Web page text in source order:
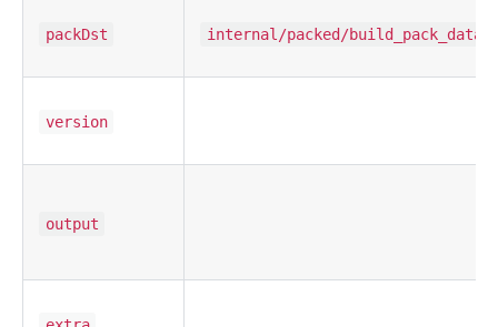
packDst internal/packed/
version
output